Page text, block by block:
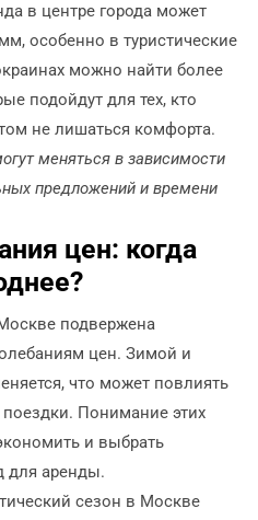
в центре города может
особенно в туристические
можно найти более
подойдут для тех, кто
не лишаться комфорта.
меняться в зависимости
предложений и времени
цен: когда
подвержена
цен. Зимой и
что может повлиять
Понимание этих
и выбрать
для аренды.
сезон в Москве